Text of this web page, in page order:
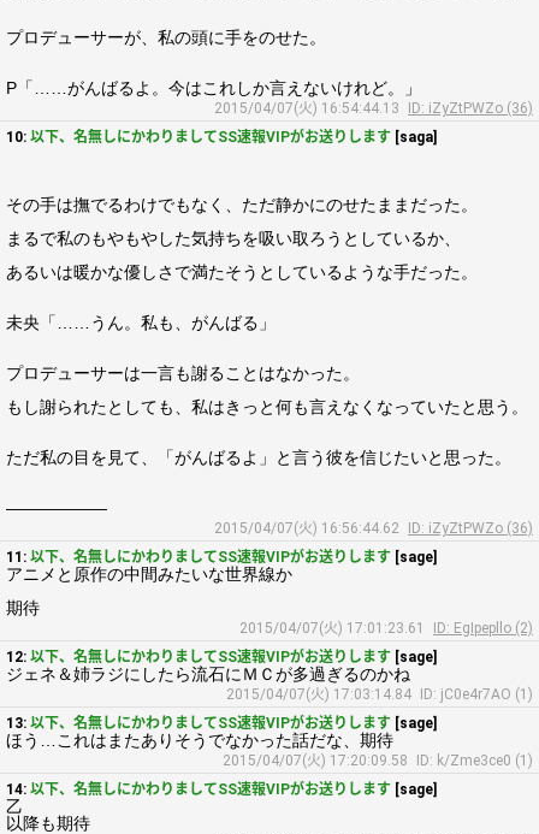
プロデューサーが、私の頭に手をのせた。
P「……がんばるよ。今はこれしか言えないけれど。」
2015/04/07(火) 16:54:44.13
ID: iZyZtPWZo (36)
10: 以下、名無しにかわりましてSS速報VIPがお送りします [saga]
その手は撫でるわけでもなく、ただ静かにのせたままだった。
まるで私のもやもやした気持ちを吸い取ろうとしているか、
あるいは暖かな優しさで満たそうとしているような手だった。
未央「……うん。私も、がんばる」
プロデューサーは一言も謝ることはなかった。
もし謝られたとしても、私はきっと何も言えなくなっていたと思う。
ただ私の目を見て、「がんばるよ」と言う彼を信じたいと思った。
――――――
2015/04/07(火) 16:56:44.62
ID: iZyZtPWZo (36)
11: 以下、名無しにかわりましてSS速報VIPがお送りします [sage]
アニメと原作の中間みたいな世界線か
期待
2015/04/07(火) 17:01:23.61
ID: EgIpepllo (2)
12: 以下、名無しにかわりましてSS速報VIPがお送りします [sage]
ジェネ＆姉ラジにしたら流石にＭＣが多過ぎるのかね
2015/04/07(火) 17:03:14.84
ID: jC0e4r7AO (1)
13: 以下、名無しにかわりましてSS速報VIPがお送りします [sage]
ほう…これはまたありそうでなかった話だな、期待
2015/04/07(火) 17:20:09.58
ID: k/Zme3ce0 (1)
14: 以下、名無しにかわりましてSS速報VIPがお送りします [sage]
乙
以降も期待